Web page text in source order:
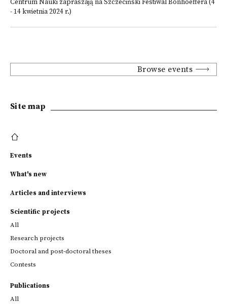
Centrum Nauki zapraszają na Szczeciński Festiwal Bonhoeffera (4
- 14 kwietnia 2024 r.)
Browse events
Site map
Events
What's new
Articles and interviews
Scientific projects
All
Research projects
Doctoral and post-doctoral theses
Contests
Publications
All